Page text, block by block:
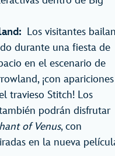
Los visitantes
durante una fiesta de
en el escenario de
¡con apariciones
travieso Stitch! Los
podrán disfrutar
of Venus, con
en la nueva